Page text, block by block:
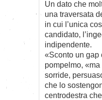
Un dato che
una traversata
in cui l’unica
candidato,
indipendente.
«Sconto un gap
pompelmo,
sorride,
che lo
centrodestra